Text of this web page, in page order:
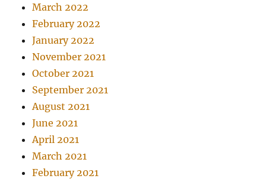
March 2022
February 2022
January 2022
November 2021
October 2021
September 2021
August 2021
June 2021
April 2021
March 2021
February 2021